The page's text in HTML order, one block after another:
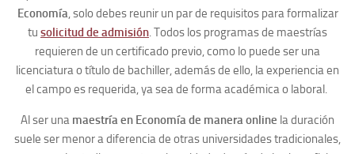
Economía,solo debes reunir un par de requisitos para formalizar
tu solicitud de admisión. Todos los programas de maestrías
requieren de un certificado previo, como lo puede ser una
licenciatura o título de bachiller, además de ello, la experiencia en
el campo es requerida, ya sea de forma académica o laboral.
Al ser una maestría en Economía de manera online la duración
suele ser menor a diferencia de otras universidades tradicionales,